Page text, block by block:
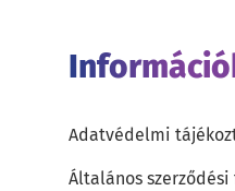
Adatvédelmi
Általános